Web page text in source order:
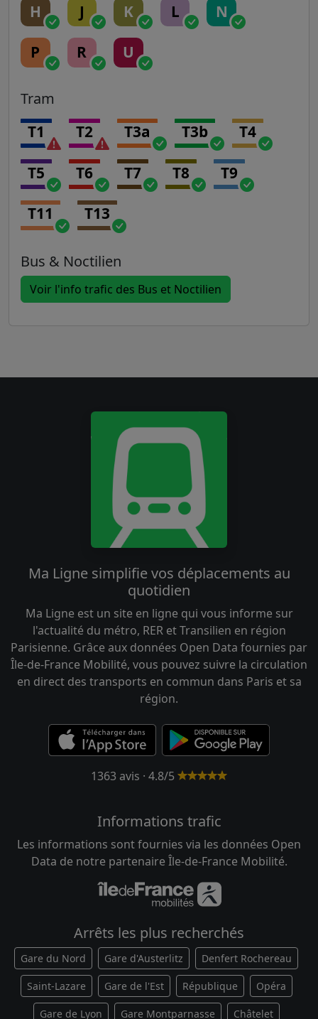
H J K L N
P R U
Tram
T1 T2 T3a T3b T4
T5 T6 T7 T8 T9
T11 T13
Bus & Noctilien
Voir l'info trafic des Bus et Noctilien
Ma Ligne simplifie vos déplacements au
quotidien
Ma Ligne est un site en ligne qui vous informe sur
l'actualité du métro, RER et Transilien en région
Parisienne. Grâce aux données Open Data fournies par
Île-de-France Mobilité, vous pouvez suivre la circulation
en direct des transports en commun dans Paris et sa
région.
1363 avis · 4.8/5
Informations trafic
Les informations sont fournies via les données Open
Data de notre partenaire Île-de-France Mobilité.
Arrêts les plus recherchés
Gare du Nord Gare d'Austerlitz Denfert Rochereau
Saint-Lazare Gare de l'Est République Opéra
Gare de Lyon Gare Montparnasse Châtelet